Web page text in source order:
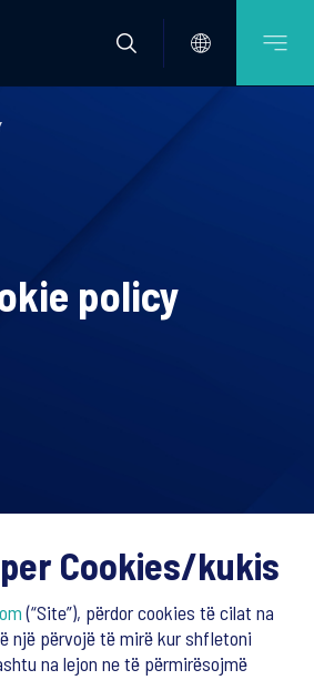
policy
Cookies/kukis
(“Site”), përdor cookies të cilat na
një përvojë të mirë kur shfletoni
na lejon ne të përmirësojmë